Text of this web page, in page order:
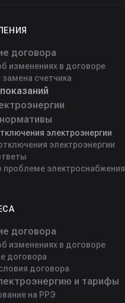
договора
изменениях в договоре
замена счетчика
электроэнергии
электроэнергии
электроснабжения
договора
изменениях в договоре
договора
договора
и тарифы
на РРЭ